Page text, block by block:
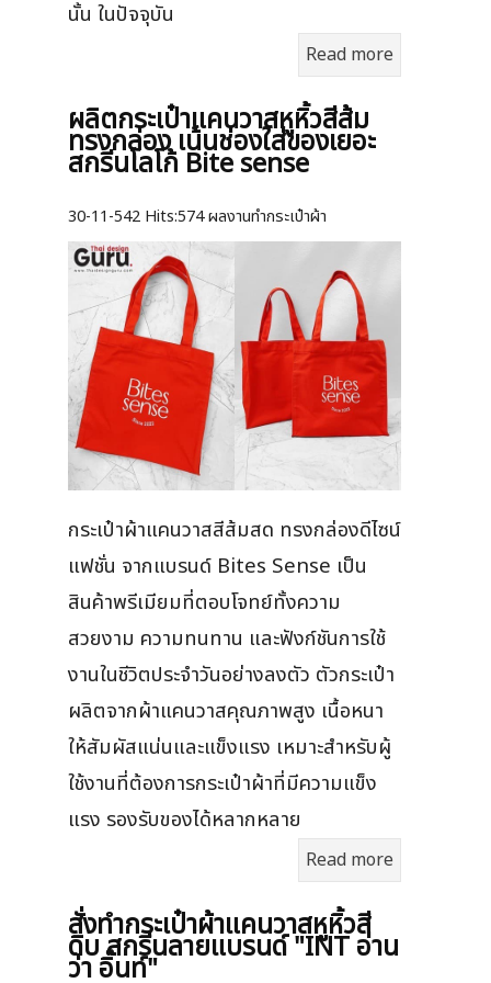
นั้น ในปัจจุบัน
Read more
ผลิตกระเป๋าแคนวาสหูหิ้วสีส้ม
ทรงกล่อง เน้นช่องใส่ของเยอะ
สกรีนโลโก้ Bite sense
30-11-542 Hits:574 ผลงานทำกระเป๋าผ้า
กระเป๋าผ้าแคนวาสสีส้มสด ทรงกล่องดีไซน์
แฟชั่น จากแบรนด์ Bites Sense เป็น
สินค้าพรีเมียมที่ตอบโจทย์ทั้งความ
สวยงาม ความทนทาน และฟังก์ชันการใช้
งานในชีวิตประจำวันอย่างลงตัว ตัวกระเป๋า
ผลิตจากผ้าแคนวาสคุณภาพสูง เนื้อหนา
ให้สัมผัสแน่นและแข็งแรง เหมาะสำหรับผู้
ใช้งานที่ต้องการกระเป๋าผ้าที่มีความแข็ง
แรง รองรับของได้หลากหลาย
Read more
สั่งทำกระเป๋าผ้าแคนวาสหูหิ้วสี
ดิบ สกรีนลายแบรนด์ "INT อ่าน
ว่า อิ๊นท์"